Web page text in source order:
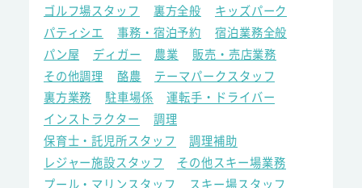
ゴルフ場スタッフ
裏方全般
キッズパーク
パティシエ
事務・宿泊予約
宿泊業務全般
パン屋
ディガー 農業
販売・売店業務
その他調理
酪農
テーマパークスタッフ
裏方業務
駐車場係
運転手・ドライバー
インストラクター
調理
保育士・託児所スタッフ
調理補助
レジャー施設スタッフ
その他スキー場業務
プール・マリンスタッフ
スキー場スタッフ